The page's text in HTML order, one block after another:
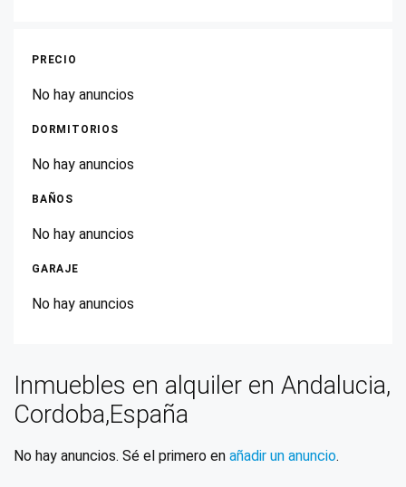
Blázquez, Los
Cabra
Carcabuey
Cardeña
Carlota, La
Carpio, El
Conquista
Córdoba
Dos Torres
PRECIO
No hay anuncios
DORMITORIOS
No hay anuncios
BAÑOS
No hay anuncios
GARAJE
No hay anuncios
Inmuebles en alquiler en Andalucia,
Cordoba,España
No hay anuncios. Sé el primero en añadir un anuncio.